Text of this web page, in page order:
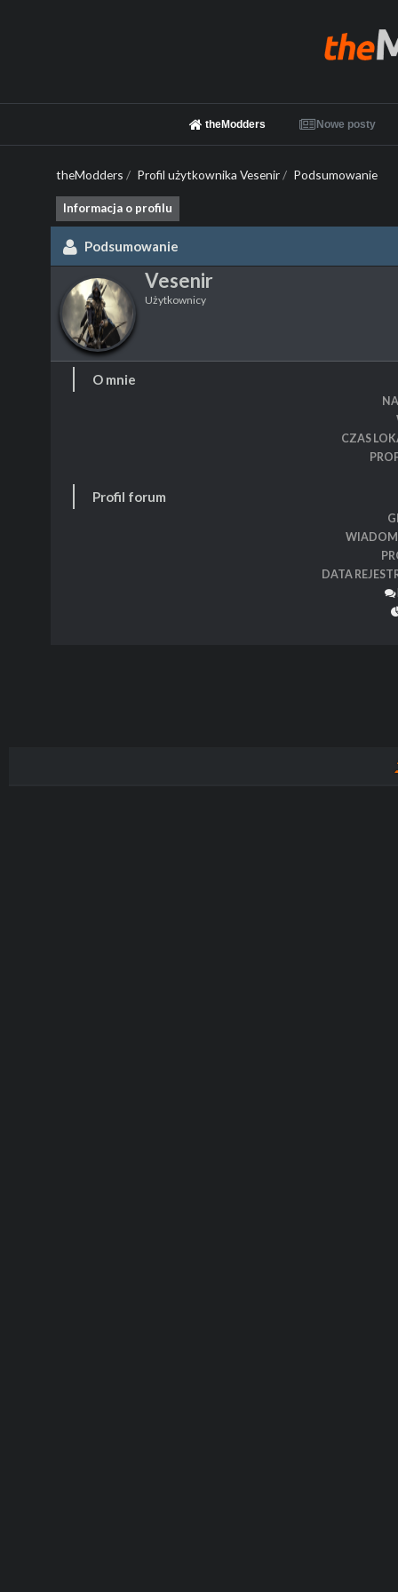
theModders Nowe posty
theModders / Profil użytkownika Vesenir/ Podsumowanie
Informacja o profilu
Podsumowanie
Vesenir
Użytkownicy
O mnie
CZAS
Profil forum
DATA